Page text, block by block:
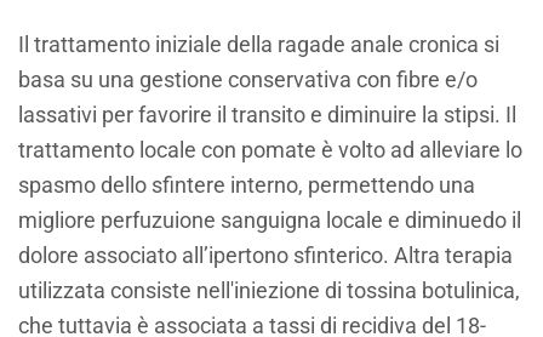
Il trattamento iniziale della ragade anale cronica si
basa su una gestione conservativa con fibre e/o
lassativi per favorire il transito e diminuire la stipsi. Il
trattamento locale con pomate è volto ad alleviare lo
spasmo dello sfintere interno, permettendo una
migliore perfuzuione sanguigna locale e diminuedo il
dolore associato all’ipertono sfinterico. Altra terapia
utilizzata consiste nell'iniezione di tossina botulinica,
che tuttavia è associata a tassi di recidiva del 18-